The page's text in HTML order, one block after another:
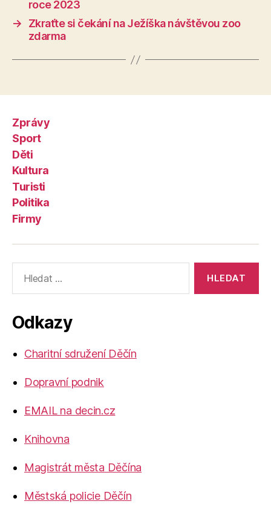
roce 2023
→
Zkraťte si čekání na Ježíška návštěvou zoo
zdarma
Zprávy
Sport
Děti
Kultura
Turisti
Politika
Firmy
vyhledávání:
Odkazy
Charitní sdružení Děčín
Dopravní podnik
EMAIL na decin.cz
Knihovna
Magistrát města Děčína
Městská policie Děčín